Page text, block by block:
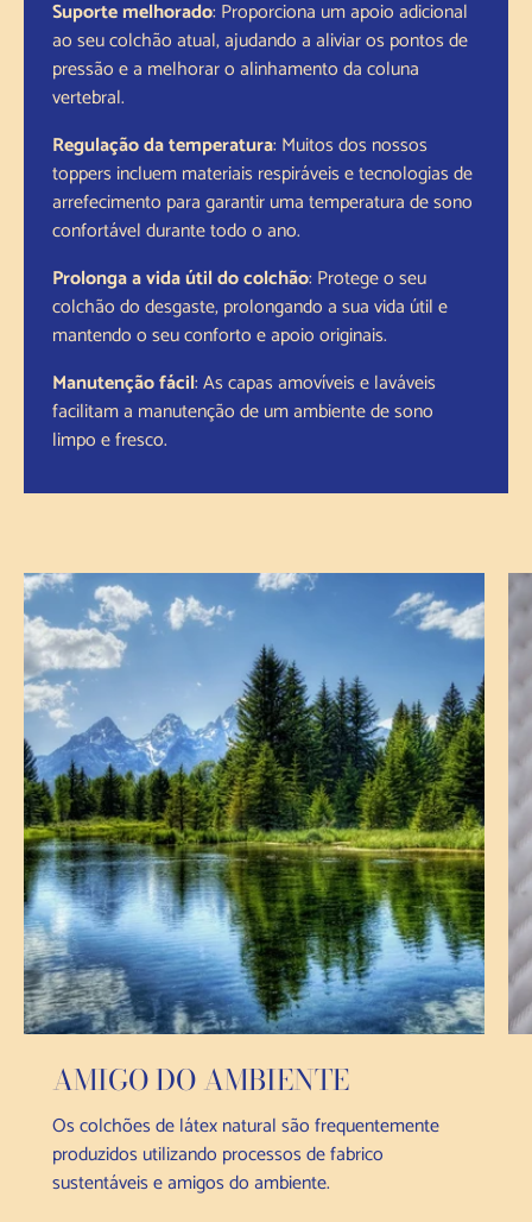
Suporte melhorado: Proporciona um apoio adicional
ao seu colchão atual, ajudando a aliviar os pontos de
pressão e a melhorar o alinhamento da coluna
vertebral.
Regulação da temperatura: Muitos dos nossos
toppers incluem materiais respiráveis e tecnologias de
arrefecimento para garantir uma temperatura de sono
confortável durante todo o ano.
Prolonga a vida útil do colchão: Protege o seu
colchão do desgaste, prolongando a sua vida útil e
mantendo o seu conforto e apoio originais.
Manutenção fácil: As capas amovíveis e laváveis
facilitam a manutenção de um ambiente de sono
limpo e fresco.
AMIGO DO AMBIENTE
Os colchões de látex natural são frequentemente
produzidos utilizando processos de fabrico
sustentáveis e amigos do ambiente.